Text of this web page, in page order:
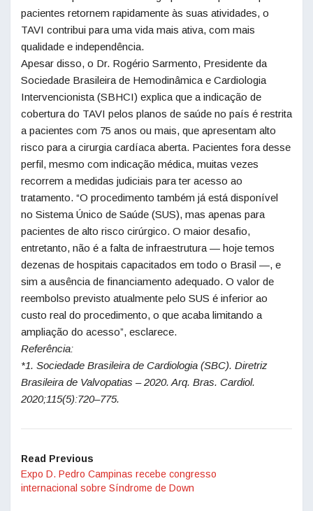
pacientes retornem rapidamente às suas atividades, o
TAVI contribui para uma vida mais ativa, com mais
qualidade e independência.
Apesar disso, o Dr. Rogério Sarmento, Presidente da
Sociedade Brasileira de Hemodinâmica e Cardiologia
Intervencionista (SBHCI) explica que a indicação de
cobertura do TAVI pelos planos de saúde no país é restrita
a pacientes com 75 anos ou mais, que apresentam alto
risco para a cirurgia cardíaca aberta. Pacientes fora desse
perfil, mesmo com indicação médica, muitas vezes
recorrem a medidas judiciais para ter acesso ao
tratamento. “O procedimento também já está disponível
no Sistema Único de Saúde (SUS), mas apenas para
pacientes de alto risco cirúrgico. O maior desafio,
entretanto, não é a falta de infraestrutura — hoje temos
dezenas de hospitais capacitados em todo o Brasil —, e
sim a ausência de financiamento adequado. O valor de
reembolso previsto atualmente pelo SUS é inferior ao
custo real do procedimento, o que acaba limitando a
ampliação do acesso”, esclarece.
Referência:
*1. Sociedade Brasileira de Cardiologia (SBC). Diretriz
Brasileira de Valvopatias – 2020. Arq. Bras. Cardiol.
2020;115(5):720–775.
Read Previous
Expo D. Pedro Campinas recebe congresso
internacional sobre Síndrome de Down